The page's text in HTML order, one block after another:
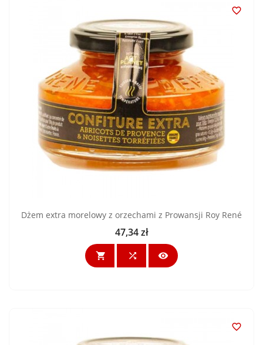

Dżem extra morelowy z orzechami z Prowansji Roy René
Cena
47,34 zł
  
